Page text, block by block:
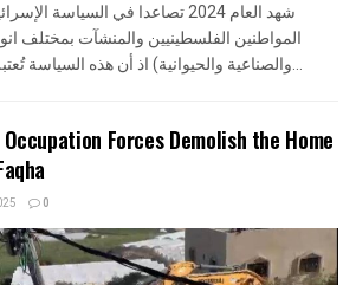
شهد العام 2024 تصاعدا في السياسة
المواطنين الفلسطينيين والمنشآت بمختلف
Forces Demolish the Home
0